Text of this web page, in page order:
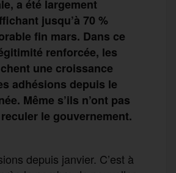
a été largement
jusqu’à 70 %
fin mars. Dans ce
renforcée, les
une croissance
adhésions depuis le
Même s’ils n’ont pas
le gouvernement.
depuis janvier. C’est à